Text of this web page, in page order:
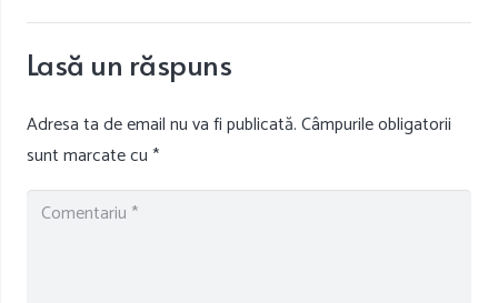
Lasă un răspuns
Adresa ta de email nu va fi publicată.Câmpurile obligatorii
sunt marcate cu *